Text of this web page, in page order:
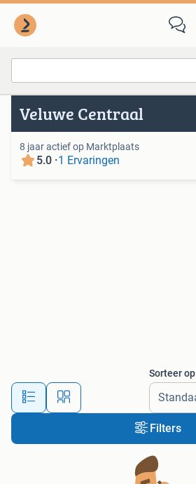
Alle afstanden…
Van deze adverteerder
Veluwe Centraal
8 jaar actief op Marktplaats
5.0 ·1 Ervaringen
Sorteer op
Filters